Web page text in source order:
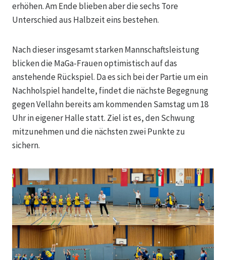
erhöhen. Am Ende blieben aber die sechs Tore
Unterschied aus Halbzeit eins bestehen.
Nach dieser insgesamt starken Mannschaftsleistung
blicken die MaGa-Frauen optimistisch auf das
anstehende Rückspiel. Da es sich bei der Partie um ein
Nachholspiel handelte, findet die nächste Begegnung
gegen Vellahn bereits am kommenden Samstag um 18
Uhr in eigener Halle statt. Ziel ist es, den Schwung
mitzunehmen und die nächsten zwei Punkte zu
sichern.